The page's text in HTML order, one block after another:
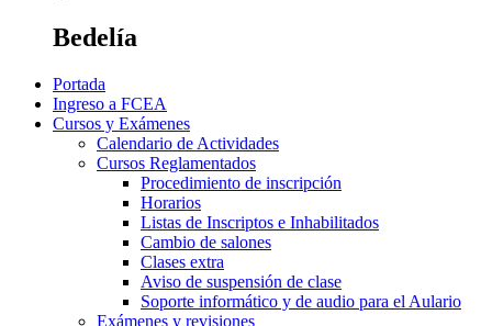
Bedelía
Portada
Ingreso a FCEA
Cursos y Exámenes
Calendario de Actividades
Cursos Reglamentados
Procedimiento de inscripción
Horarios
Listas de Inscriptos e Inhabilitados
Cambio de salones
Clases extra
Aviso de suspensión de clase
Soporte informático y de audio para el Aulario
Exámenes y revisiones